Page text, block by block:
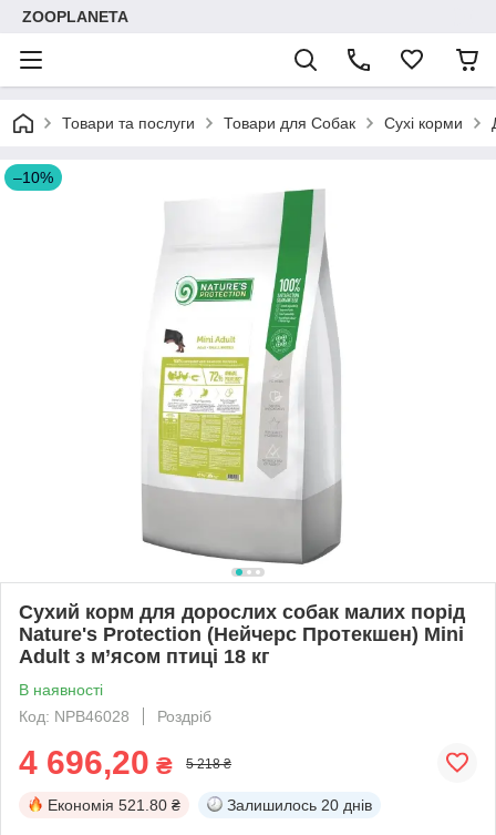
ZOOPLANETA
Товари та послуги Товари для Собак Сухі корми
–10%
Сухий корм для дорослих собак малих порід
Nature's Protection (Нейчерс Протекшен) Mini
Adult з м’ясом птиці 18 кг
В наявності
Код: NPB46028
Роздріб
4 696,20 ₴ 5 218 ₴
Економія 521.80 ₴ Залишилось 20 днів